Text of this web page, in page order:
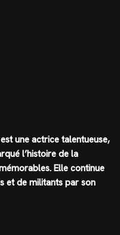
une actrice talentueuse,
l’histoire de la
Elle continue
et de militants par son